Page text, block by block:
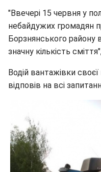
"Ввечері 15 червня у
небайдужих громадян
Борзнянського району
значну кількість
Водій вантажівки
відповів на всі